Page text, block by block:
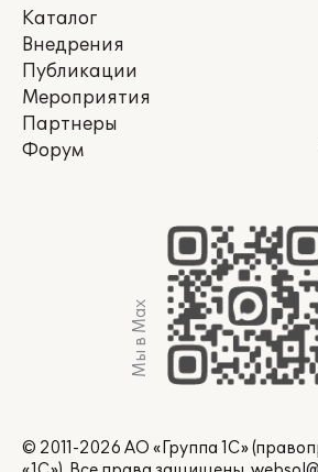
Каталог
Внедрения
Публикации
Мероприятия
Партнеры
Форум
Мы в Max
© 2011-2026 АО «Группа 1С»